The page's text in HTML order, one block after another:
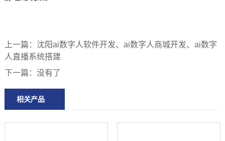
上一篇： 沈阳ai数字人软件开发、ai数字人商城开发、ai数字
人直播系统搭建
下一篇： 没有了
相关产品